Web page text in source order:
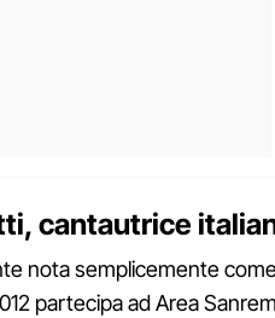
cantautrice
nota semplicemente
partecipa ad Area